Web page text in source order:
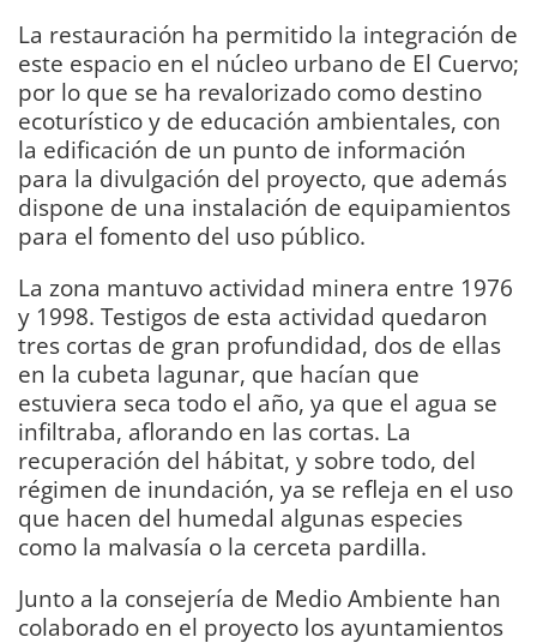
La restauración ha permitido la integración de
este espacio en el núcleo urbano de El Cuervo;
por lo que se ha revalorizado como destino
ecoturístico y de educación ambientales, con
la edificación de un punto de información
para la divulgación del proyecto, que además
dispone de una instalación de equipamientos
para el fomento del uso público.
La zona mantuvo actividad minera entre 1976
y 1998. Testigos de esta actividad quedaron
tres cortas de gran profundidad, dos de ellas
en la cubeta lagunar, que hacían que
estuviera seca todo el año, ya que el agua se
infiltraba, aflorando en las cortas. La
recuperación del hábitat, y sobre todo, del
régimen de inundación, ya se refleja en el uso
que hacen del humedal algunas especies
como la malvasía o la cerceta pardilla.
Junto a la consejería de Medio Ambiente han
colaborado en el proyecto los ayuntamientos